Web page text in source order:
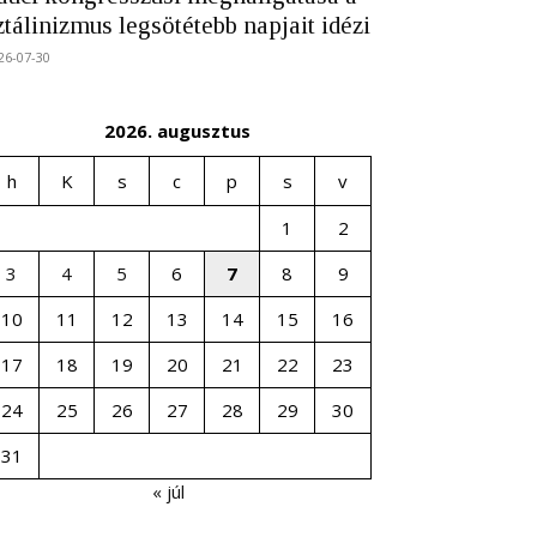
legsötétebb napjait idézi
07-30
2026. augusztus
h K s c p s
v
1
2
3
4 5 6 7 8
9
10
11 12 13 14 15
16
17
18 19 20 21 22
23
24
25 26 27 28 29
30
31
« júl